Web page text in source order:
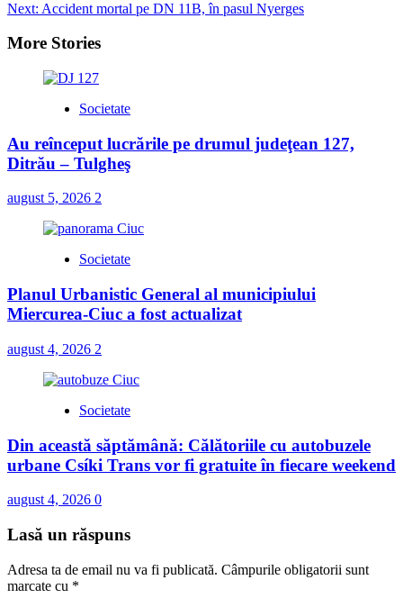
Next: Accident mortal pe DN 11B, în pasul Nyerges
More Stories
Societate
Au reînceput lucrările pe drumul judeţean 127,
Ditrău – Tulgheş
august 5, 2026 2
Societate
Planul Urbanistic General al municipiului
Miercurea-Ciuc a fost actualizat
august 4, 2026 2
Societate
Din această săptămână: Călătoriile cu autobuzele
urbane Csíki Trans vor fi gratuite în fiecare weekend
august 4, 2026 0
Lasă un răspuns
Adresa ta de email nu va fi publicată. Câmpurile obligatorii sunt
marcate cu *